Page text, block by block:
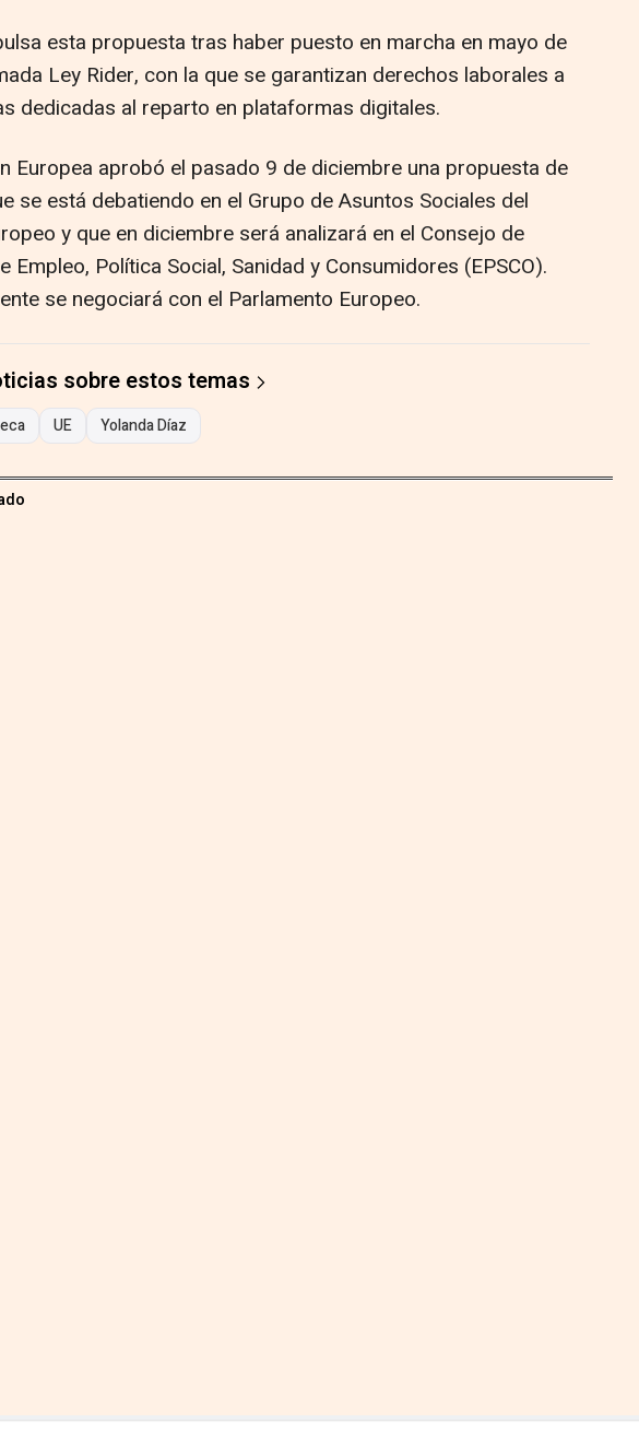
esta propuesta tras haber puesto en marcha en mayo de
Ley Rider, con la que se garantizan derechos laborales a
dedicadas al reparto en plataformas digitales.
Europea aprobó el pasado 9 de diciembre una propuesta de
se está debatiendo en el Grupo de Asuntos Sociales del
y que en diciembre será analizará en el Consejo de
Empleo, Política Social, Sanidad y Consumidores (EPSCO).
se negociará con el Parlamento Europeo.
sobre estos temas
UE Yolanda Díaz